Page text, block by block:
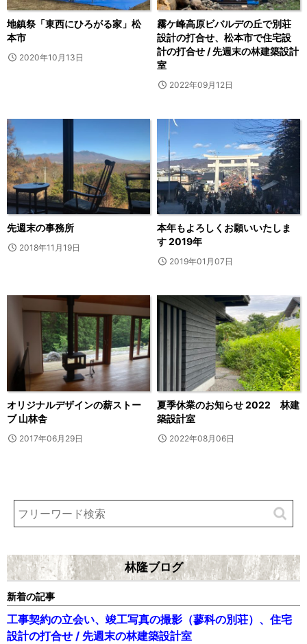
地鎮祭「東西にひろがる家」松
本市
2020年10月13日
霧ケ峰高原ビバルデの丘で別荘
設計の打合せ、松本市で住宅設
計の打合せ / 先週末の林建築設計
室
2022年09月12日
先週末の事務所
2018年11月19日
本年もよろしくお願いいたしま
す 2019年
2019年01月07日
オリジナルデザインの薪ストー
ブ 山林舎
2017年06月29日
夏季休業のお知らせ 2022 林建
築設計室
2022年08月06日
林隆ブログ
新着の記事
工事契約の立会い、竣工写真の撮影（蓼科の別荘）、住宅
設計の打合せ / 先週末の林建築設計室